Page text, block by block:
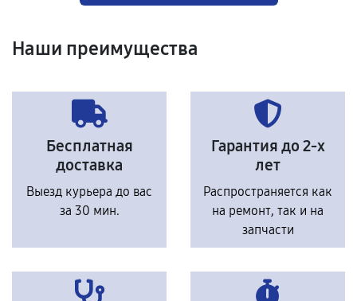
Наши преимущества
Бесплатная
доставка
Выезд курьера до вас
за 30 мин.
Гарантия до 2-х
лет
Распространяется как
на ремонт, так и на
запчасти